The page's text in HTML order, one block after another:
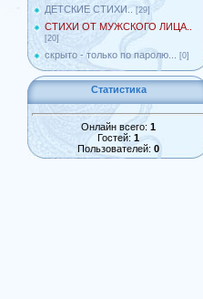
ДЕТСКИЕ СТИХИ.. [29]
СТИХИ ОТ МУЖСКОГО ЛИЦА..
[20]
скрыто - только по паролю... [0]
Статистика
Онлайн всего: 1
Гостей: 1
Пользователей: 0